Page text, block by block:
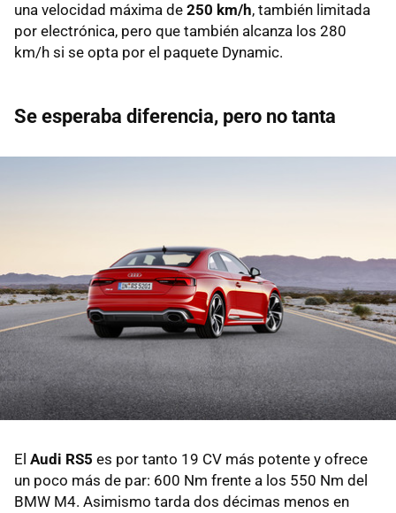
una velocidad máxima de 250 km/h, también limitada
por electrónica, pero que también alcanza los 280
km/h si se opta por el paquete Dynamic.
Se esperaba diferencia, pero no tanta
El Audi RS5 es por tanto 19 CV más potente y ofrece
un poco más de par: 600 Nm frente a los 550 Nm del
BMW M4. Asimismo tarda dos décimas menos en